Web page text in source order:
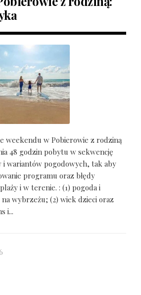
weekendu w Pobierowie z rodziną
48 godzin pobytu w sekwencję
wariantów pogodowych, tak aby
programu oraz błędy
i w terenie. : (1) pogoda i
wybrzeżu; (2) wiek dzieci oraz
i...